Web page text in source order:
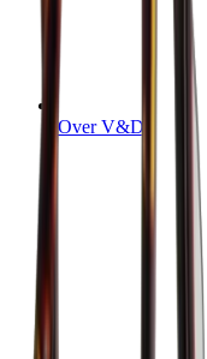
Over V&D